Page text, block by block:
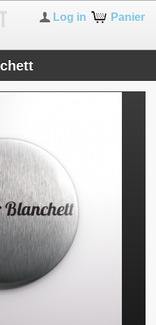
Panier
Log in